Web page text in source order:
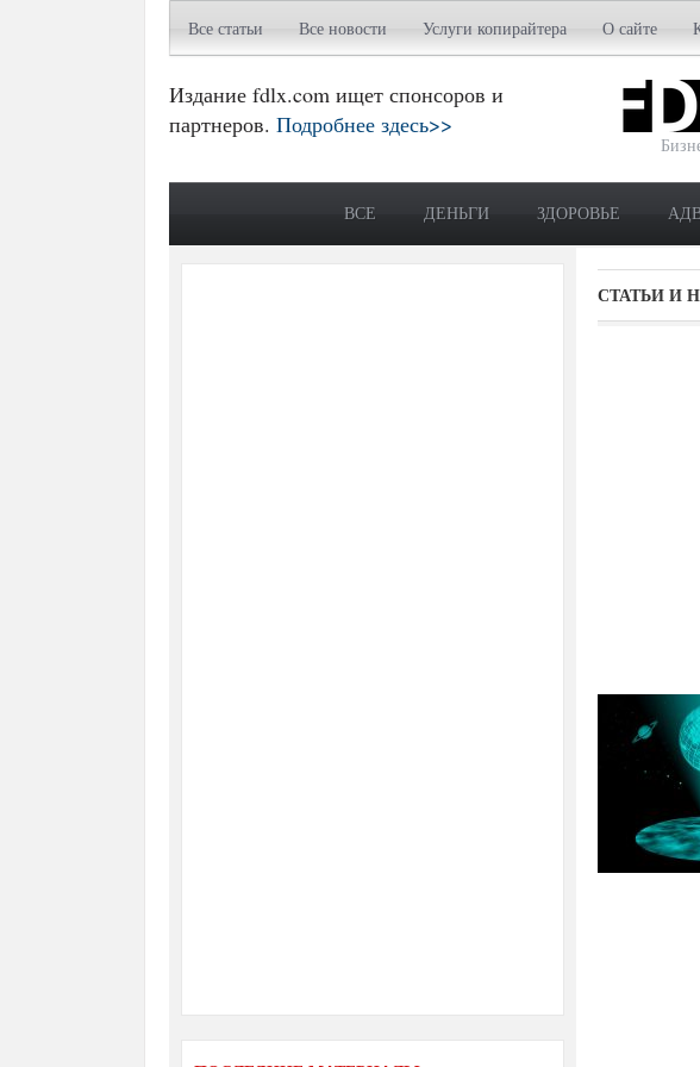
Все статьи Все новости Услуги копирайтера О сайте
Издание fdlx.com ищет спонсоров и
партнеров. Подробнее здесь>>
ВСЕ ДЕНЬГИ ЗДОРОВЬЕ
СТАТЬИ И